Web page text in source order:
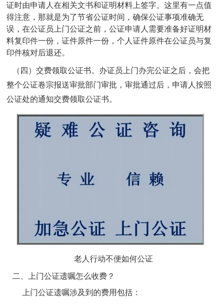
证时由申请人在相关文书和证明材料上签字。这里有一点值
得注意，那就是为了节省公证时间，确保公证事项准确无
误，在公证员上门公证之前，公证申请人需要准备好证明材
料复印件一份，证件原件一份，个人证件原件在公证员与复
印件核对后退还。
（四）交费领取公证书。办证员上门办完公证之后，会把
整个公证卷宗报送审批部门审批，审批通过后，申请人按照
公证处的通知交费领取公证书。
老人行动不便如何公证
二、上门公证遗嘱怎么收费？
上门公证遗嘱涉及到的费用包括：